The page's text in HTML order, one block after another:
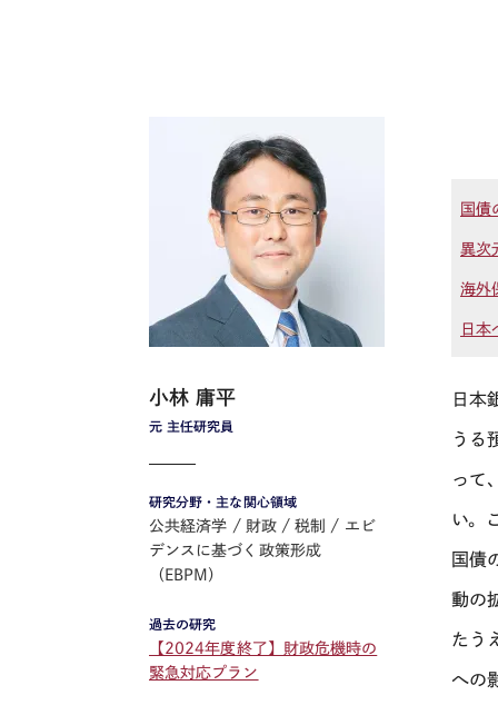
国債
異次
海外
日本
日本
うる
って
い。
国債
動の
たう
への
元 主任研究員
小林 庸平
研究分野・主な関心領域
公共経済学 財政 税制
エビ
デンスに基づく政策形成
（EBPM）
過去の研究
【2024年度終了】財政危機時の
緊急対応プラン